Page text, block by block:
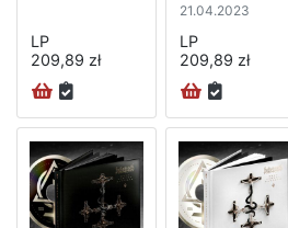
LP
209,89 zł
21.04.2023
LP
209,89 zł